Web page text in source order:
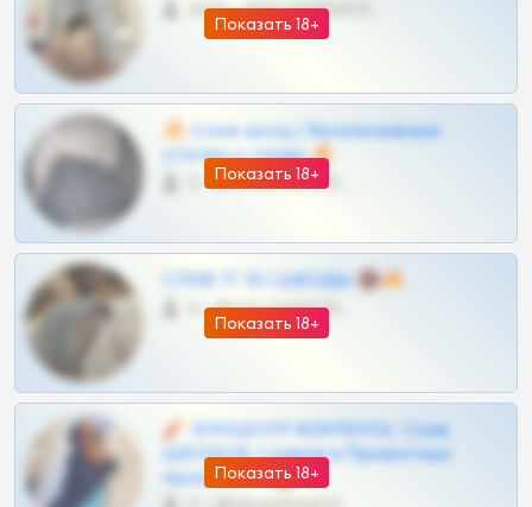
Показать 18+
4675 •
Показать 18+
🔥 Слив шкод | Эксклюзивные
утечки и сливы 🔥
0 •
Показать 18+
СЛИВ ТГ 18 | ШКОДЫ 🔞🔥
0 •
Показать 18+
🧨 ЭПИЦЕНТР КОНТЕНТА: Слив
ШКОДОВ Сливов и Приватных
Архивов ТГ 🔞💎